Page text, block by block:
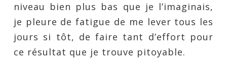
niveau bien plus bas que je l’imaginais,
je pleure de fatigue de me lever tous les
jours si tôt, de faire tant d’effort pour
ce résultat que je trouve pitoyable.